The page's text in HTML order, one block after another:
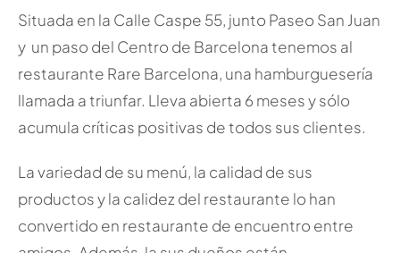
Situada en la Calle Caspe 55, junto Paseo San Juan
y un paso del Centro de Barcelona tenemos al
restaurante Rare Barcelona, una hamburguesería
llamada a triunfar. Lleva abierta 6 meses y sólo
acumula críticas positivas de todos sus clientes.
La variedad de su menú, la calidad de sus
productos y la calidez del restaurante lo han
convertido en restaurante de encuentro entre